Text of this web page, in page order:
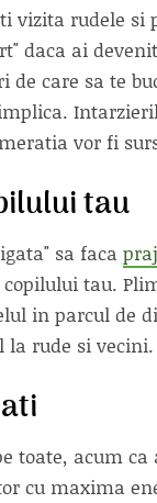
vizita rudele
daca ai
care sa te
vor fi
tau
sa faca
tau.
in parcul de
la rude si vecini.
toate, acum
cu maxima